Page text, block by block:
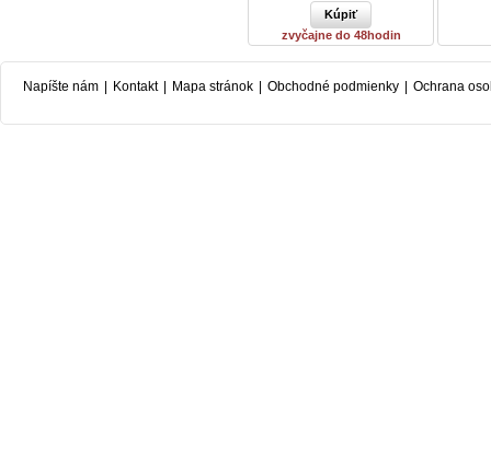
zvyčajne do 48hodin
Napíšte nám Kontakt Mapa stránok Obchodné podmienky Ochrana